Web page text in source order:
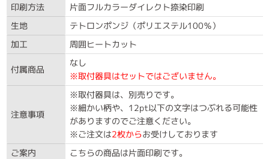
印刷方法
片面フルカラーダイレクト捺染印刷
生地
テトロンポンジ（ポリエステル100％）
加工
周囲ヒートカット
付属商品
なし
※取付器具はセットではございません。
注意事項
※取付器具は、別売りです。
※細かい柄や、12pt以下の文字はつぶれる可能性
がありますのでご注意ください。
※ご注文は2枚からお受けしております
ご案内
こちらの商品は片面印刷です。